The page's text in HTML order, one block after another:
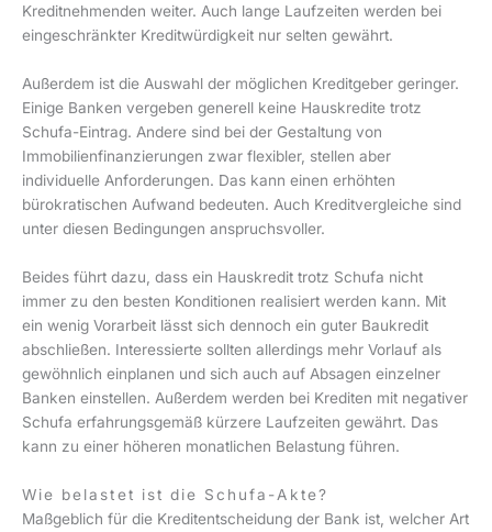
Kreditnehmenden weiter. Auch lange Laufzeiten werden bei
eingeschränkter Kreditwürdigkeit nur selten gewährt.
Außerdem ist die Auswahl der möglichen Kreditgeber geringer.
Einige Banken vergeben generell keine Hauskredite trotz
Schufa-Eintrag. Andere sind bei der Gestaltung von
Immobilienfinanzierungen zwar flexibler, stellen aber
individuelle Anforderungen. Das kann einen erhöhten
bürokratischen Aufwand bedeuten. Auch Kreditvergleiche sind
unter diesen Bedingungen anspruchsvoller.
Beides führt dazu, dass ein Hauskredit trotz Schufa nicht
immer zu den besten Konditionen realisiert werden kann. Mit
ein wenig Vorarbeit lässt sich dennoch ein guter Baukredit
abschließen. Interessierte sollten allerdings mehr Vorlauf als
gewöhnlich einplanen und sich auch auf Absagen einzelner
Banken einstellen. Außerdem werden bei Krediten mit negativer
Schufa erfahrungsgemäß kürzere Laufzeiten gewährt. Das
kann zu einer höheren monatlichen Belastung führen.
Wie belastet ist die Schufa-Akte?
Maßgeblich für die Kreditentscheidung der Bank ist, welcher Art